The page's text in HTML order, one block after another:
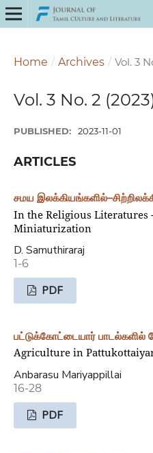
Home / Archives / Vol. 3
Vol. 3 No. 2
PUBLISHED: 2023-11-01
ARTICLES
சமய
In the Religious Literatures
Miniaturization
D. Samuthiraraj
1-6
PDF
பட்டுக்கோட்டையார்
Agriculture in
Anbarasu Mariyappillai
16-28
PDF